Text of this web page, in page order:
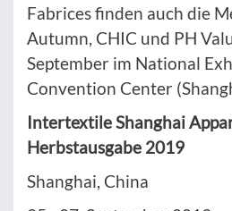
Fabrices finden auch die
Autumn, CHIC und PH
September im National
Convention Center
Intertextile Shanghai
Herbstausgabe 2019
Shanghai, China